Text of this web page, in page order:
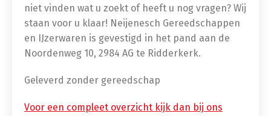
niet vinden wat u zoekt of heeft u nog vragen? Wij
staan voor u klaar! Neijenesch Gereedschappen
en IJzerwaren is gevestigd in het pand aan de
Noordenweg 10, 2984 AG te Ridderkerk.
Geleverd zonder gereedschap
Voor een compleet overzicht kijk dan bij ons